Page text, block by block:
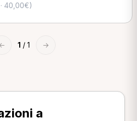
40,00€)
1 / 1 →
a